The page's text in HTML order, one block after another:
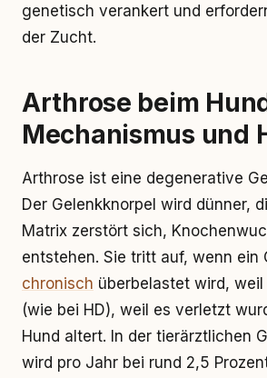
genetisch verankert und
der Zucht.
Arthrose beim
Mechanismus und
Arthrose ist eine degenerative
Der Gelenkknorpel wird dünner,
Matrix zerstört sich,
entstehen. Sie tritt auf, wenn ein
chronisch überbelastet wird,
(wie bei HD), weil es verletzt
Hund altert. In der tierärztlichen
wird pro Jahr bei rund 2,5